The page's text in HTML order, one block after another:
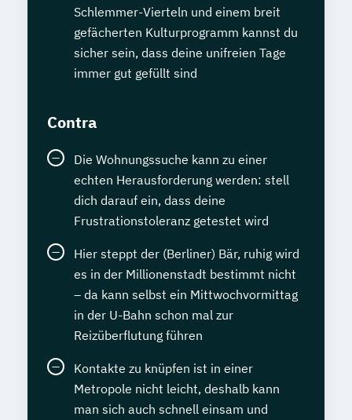
Schlemmer-Vierteln und einem breit
gefächerten Kulturprogramm kannst du
sicher sein, dass deine unifreien Tage
immer gut gefüllt sind
Contra
Die Wohnungssuche kann zu einer
echten Herausforderung werden: stell
dich darauf ein, dass deine
Frustrationstoleranz getestet wird
Hier steppt der (Berliner) Bär, ruhig wird
es in der Millionenstadt bestimmt nicht
– da kann selbst ein Mittwochvormittag
in der U-Bahn schon mal zur
Reizüberflutung führen
Kontakte zu knüpfen ist in einer
Metropole nicht leicht, deshalb kann
man sich auch schnell einsam und